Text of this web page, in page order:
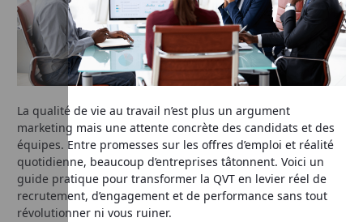
La qualité de vie au travail n’est plus un argument
marketing mais une attente concrète des candidats et des
équipes. Entre promesses sur les offres d’emploi et réalité
quotidienne, beaucoup d’entreprises tâtonnent. Voici un
guide pratique pour transformer la QVT en levier réel de
recrutement, d’engagement et de performance sans tout
révolutionner ni vous ruiner.